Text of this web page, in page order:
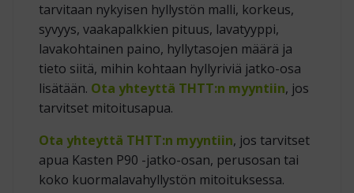
tarvitaan nykyisen hyllystön malli, korkeus,
syvyys, vaakapalkkien pituus, lavatyyppi,
lavakohtainen paino, hyllytasojen määrä ja
tieto siitä, mihin kohtaan hyllyriviä jatko-osa
lisätään. Ota yhteyttä THTT:n myyntiin, jos
tarvitset mitoitusapua.
Ota yhteyttä THTT:n myyntiin, jos tarvitset
apua Kasten P90 -jatko-osan, perusosan tai
koko kuormalavahyllystön mitoituksessa.